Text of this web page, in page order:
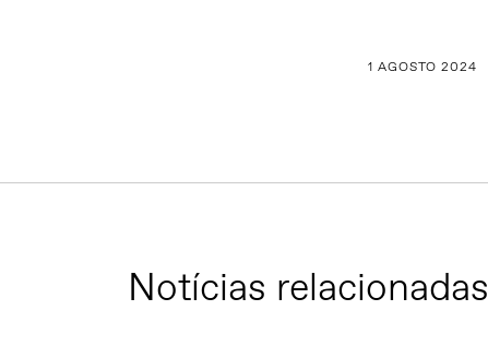
1 AGOSTO 2024
Notícias relacionadas